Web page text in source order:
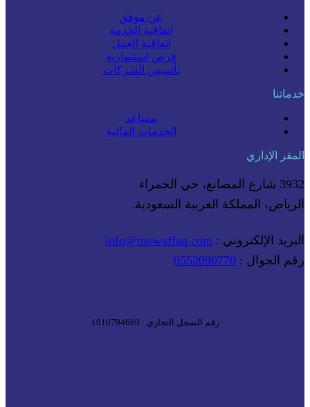
عن موفق
اتفاقية الخدمة
اتفاقية العمل
فرص استثمارية
تأسيس الشركات
خدماتنا
مساعد
الخدمات المالية
المقر الإداري
3932 شارع المصانع، حي الحمراء
الرياض، المملكة العربية السعودية.
البريد الإلكتروني : info@mowaffaq.com
رقم الجوال : 0552090770
رقم السجل التجاري : 1010794660